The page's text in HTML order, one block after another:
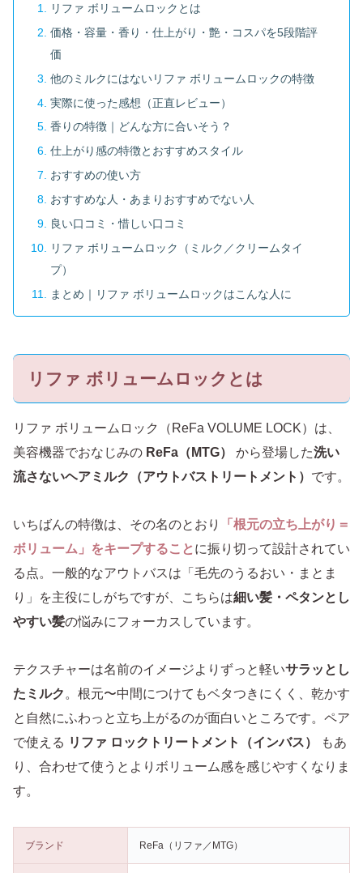
リファ ボリュームロックとは
価格・容量・香り・仕上がり・艶・コスパを5段階評
価
他のミルクにはないリファ ボリュームロックの特徴
実際に使った感想（正直レビュー）
香りの特徴｜どんな方に合いそう？
仕上がり感の特徴とおすすめスタイル
おすすめの使い方
おすすめな人・あまりおすすめでない人
良い口コミ・惜しい口コミ
リファ ボリュームロック（ミルク／クリームタイ
プ）
まとめ｜リファ ボリュームロックはこんな人に
リファ ボリュームロックとは
リファ ボリュームロック（ReFa VOLUME LOCK）は、
美容機器でおなじみの ReFa（MTG） から登場した洗い
流さないヘアミルク（アウトバストリートメント） です。
いちばんの特徴は、その名のとおり
「根元の立ち上がり＝
ボリューム」をキープすることに振り切って設計されてい
る点。一般的なアウトバスは「毛先のうるおい・まとま
り」を主役にしがちですが、こちらは細い髪・ペタンとし
やすい髪の悩みにフォーカスしています。
テクスチャーは名前のイメージよりずっと軽いサラッとし
たミルク 。根元〜中間につけてもベタつきにくく、乾かす
と自然にふわっと立ち上がるのが面白いところです。ペア
で使える リファ ロックトリートメント（インバス）
もあ
り、合わせて使うとよりボリューム感を感じやすくなりま
す。
ブランド ReFa（リファ／MTG）